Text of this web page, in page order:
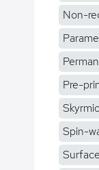
Non-
Pre-
Spin-